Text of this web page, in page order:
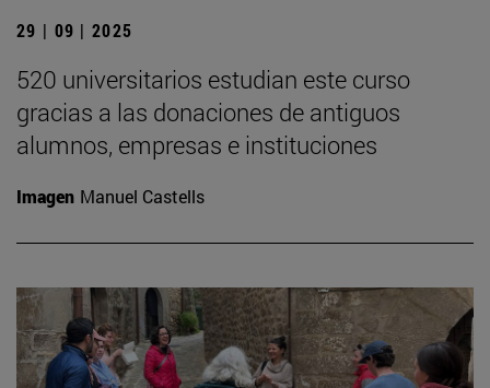
29 | 09 | 2025
520 universitarios estudian este curso
gracias a las donaciones de antiguos
alumnos, empresas e instituciones
Imagen Manuel Castells